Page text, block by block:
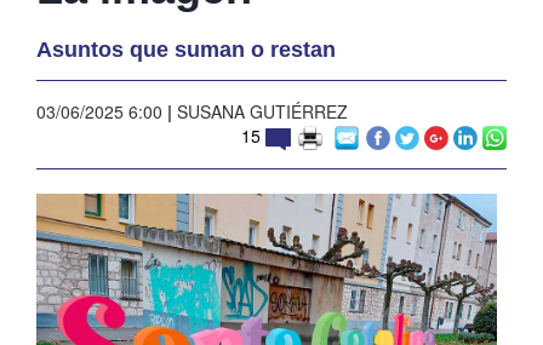
Asuntos que suman o restan
03/06/2025 6:00 | SUSANA GUTIÉRREZ
15